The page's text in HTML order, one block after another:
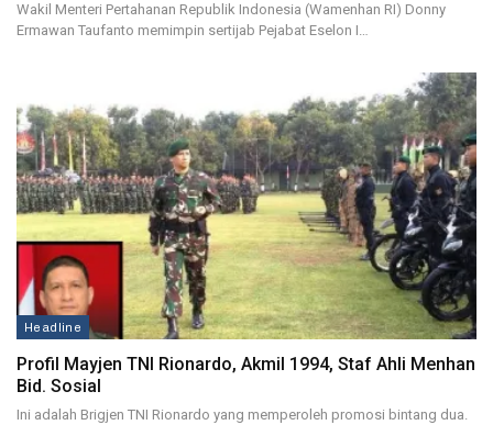
Wakil Menteri Pertahanan Republik Indonesia (Wamenhan RI) Donny
Ermawan Taufanto memimpin sertijab Pejabat Eselon I…
Headline
Profil Mayjen TNI Rionardo, Akmil 1994, Staf Ahli Menhan
Bid. Sosial
Ini adalah Brigjen TNI Rionardo yang memperoleh promosi bintang dua.